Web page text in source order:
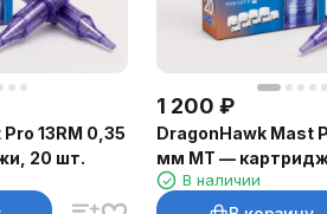
13RM 0,35
20 шт.
1 200 ₽
DragonHawk Mast
мм MT —
В наличии